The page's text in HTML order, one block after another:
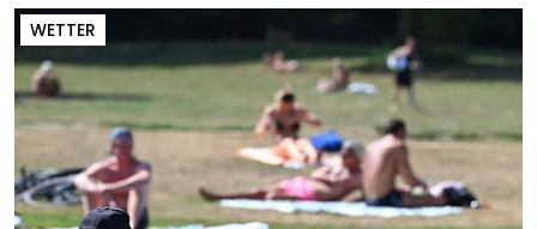
WETTER